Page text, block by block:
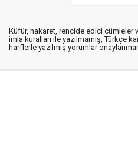
Küfür, hakaret, rencide edici cümleler
imla kuralları ile yazılmamış, Türkçe
harflerle yazılmış yorumlar